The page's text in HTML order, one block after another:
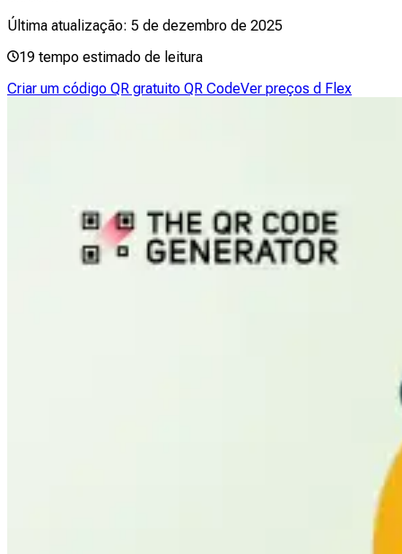
Última atualização: 5 de dezembro de 2025
19 tempo estimado de leitura
Criar um código QR gratuito QR CodeVer preços d Flex